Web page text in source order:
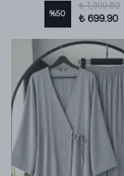
%50
₺ 1,399.80
₺ 699.90